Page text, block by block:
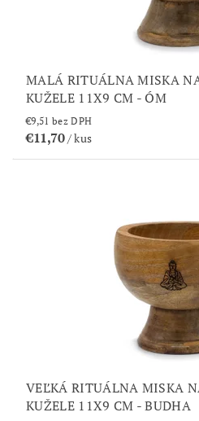
MALÁ RITUÁLNA MISKA
KUŽELE 11X9 CM - ÓM
€9,51 bez DPH
€11,70/ kus
VEĽKÁ RITUÁLNA MISKA
KUŽELE 11X9 CM - BUDHA